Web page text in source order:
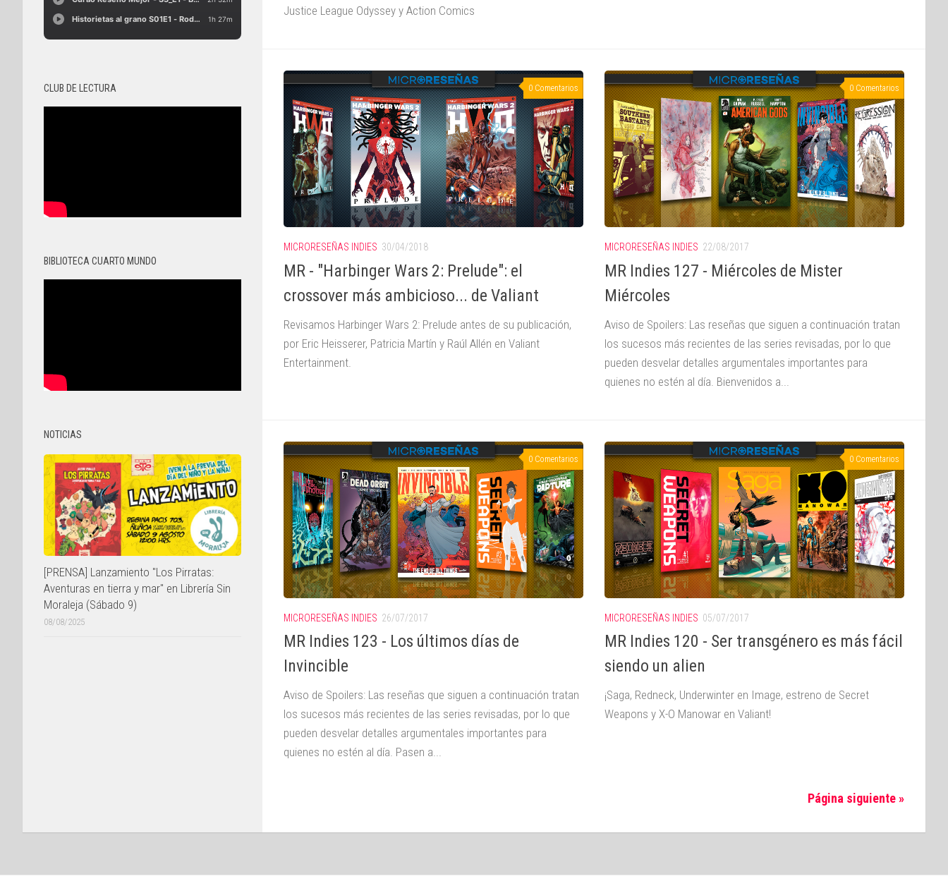
Justice League Odyssey y Action Comics
0 Comentarios
MICRORESEÑAS INDIES 30/04/2018
MR - "Harbinger Wars 2: Prelude": el
crossover más ambicioso... de Valiant
Revisamos Harbinger Wars 2: Prelude antes de su publicación,
por Eric Heisserer, Patricia Martín y Raúl Allén en Valiant
Entertainment.
0 Comentarios
MICRORESEÑAS INDIES 22/08/2017
MR Indies 127 - Miércoles de Mister
Miércoles
Aviso de Spoilers: Las reseñas que siguen a continuación tratan
los sucesos más recientes de las series revisadas, por lo que
pueden desvelar detalles argumentales importantes para
quienes no estén al día. Bienvenidos a...
0 Comentarios
MICRORESEÑAS INDIES 26/07/2017
MR Indies 123 - Los últimos días de
Invincible
Aviso de Spoilers: Las reseñas que siguen a continuación tratan
los sucesos más recientes de las series revisadas, por lo que
pueden desvelar detalles argumentales importantes para
quienes no estén al día. Pasen a...
0 Comentarios
MICRORESEÑAS INDIES 05/07/2017
MR Indies 120 - Ser transgénero es más fácil
siendo un alien
¡Saga, Redneck, Underwinter en Image, estreno de Secret
Weapons y X-O Manowar en Valiant!
Página siguiente »
CLUB DE LECTURA
BIBLIOTECA CUARTO MUNDO
NOTICIAS
[PRENSA] Lanzamiento "Los Pirratas:
Aventuras en tierra y mar" en Librería Sin
Moraleja (Sábado 9)
08/08/2025